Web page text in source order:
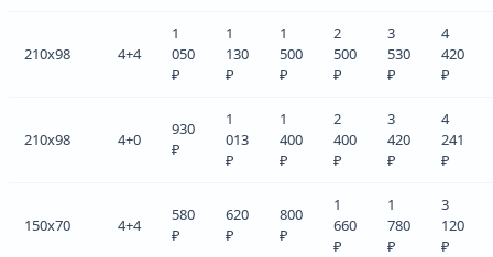
210x98 4+4
1
050
₽
1
130
₽
1
500
₽
2
500
₽
3
530
₽
4
420
₽
210x98 4+0
930
₽
1
013
₽
1
400
₽
2
400
₽
3
420
₽
4
241
₽
150x70 4+4
580
₽
620
₽
800
₽
1
660
₽
1
780
₽
3
120
₽